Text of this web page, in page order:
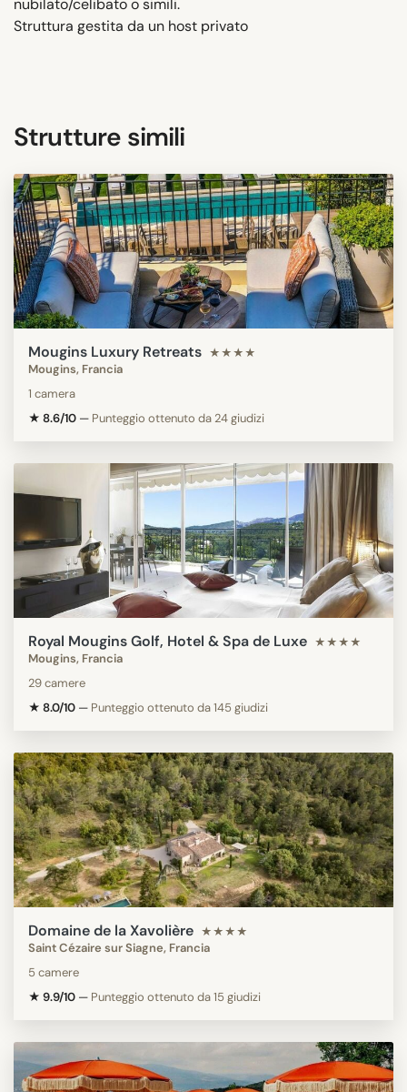
Struttura gestita da un host privato
Strutture simili
Mougins Luxury Retreats ★★★★
Mougins, Francia
1 camera
★ 8.6/10 — Punteggio ottenuto da 24 giudizi
Royal Mougins Golf, Hotel & Spa de Luxe ★★★★
Mougins, Francia
29 camere
★ 8.0/10 — Punteggio ottenuto da 145 giudizi
Domaine de la Xavolière ★★★★
Saint Cézaire sur Siagne, Francia
5 camere
★ 9.9/10 — Punteggio ottenuto da 15 giudizi